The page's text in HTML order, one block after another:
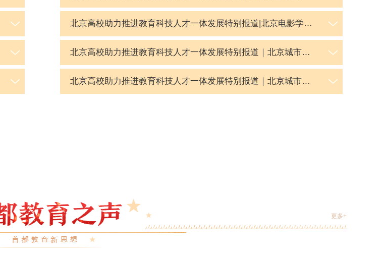
北京高校助力推进教育科技人才一体发展特别报道|北京电影学院①：“三人民”艺术观引领 光影科创赋能
北京高校助力推进教育科技人才一体发展特别报道｜北京城市学院④：图说北京城市学院
北京高校助力推进教育科技人才一体发展特别报道｜北京城市学院③：用数智技术为城市更新“体检开方”
更多+